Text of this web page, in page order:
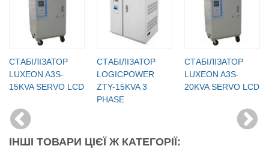
СТАБІЛІЗАТОР
LUXEON A3S-
15KVA SERVO LCD
СТАБІЛІЗАТОР
LOGICPOWER
ZTY-15KVA 3
PHASE
СТАБІЛІЗАТОР
LUXEON A3S-
20KVA SERVO LCD
ІНШІ ТОВАРИ ЦІЄЇ Ж КАТЕГОРІЇ: